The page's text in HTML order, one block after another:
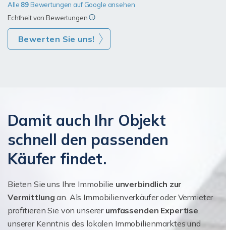
Alle 89 Bewertungen auf Google ansehen
Echtheit von Bewertungen
Bewerten Sie uns!
Damit auch Ihr Objekt
schnell den passenden
Käufer findet.
Bieten Sie uns Ihre Immobilie unverbindlich zur
Vermittlung an. Als Immobilienverkäufer oder Vermieter
profitieren Sie von unserer umfassenden Expertise,
unserer Kenntnis des lokalen Immobilienmarktes und